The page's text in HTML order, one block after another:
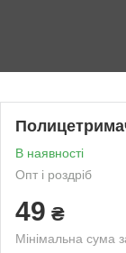
В наявності
Опт і роздріб
49 ₴
Мінімальна сума